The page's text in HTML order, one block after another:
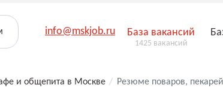
info@mskjob.ru База вакансий
1425 вакансий
и общепита в Москве / Резюме поваров,